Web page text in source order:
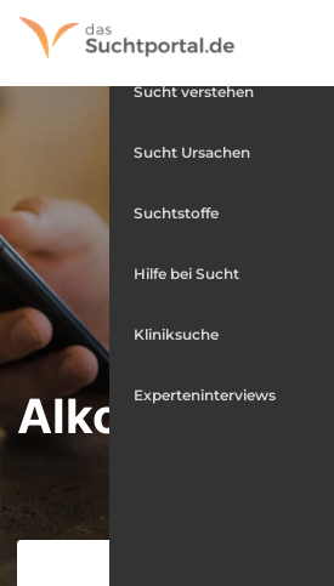
content
Alkohol-Apps
Sucht verstehen
Sucht Ursachen
Suchtstoffe
Hilfe bei Sucht
Kliniksuche
Experteninterviews